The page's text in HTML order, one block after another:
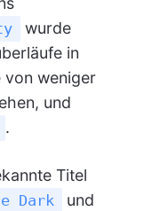
wurde
in
von weniger
und
.
Titel
Dark und